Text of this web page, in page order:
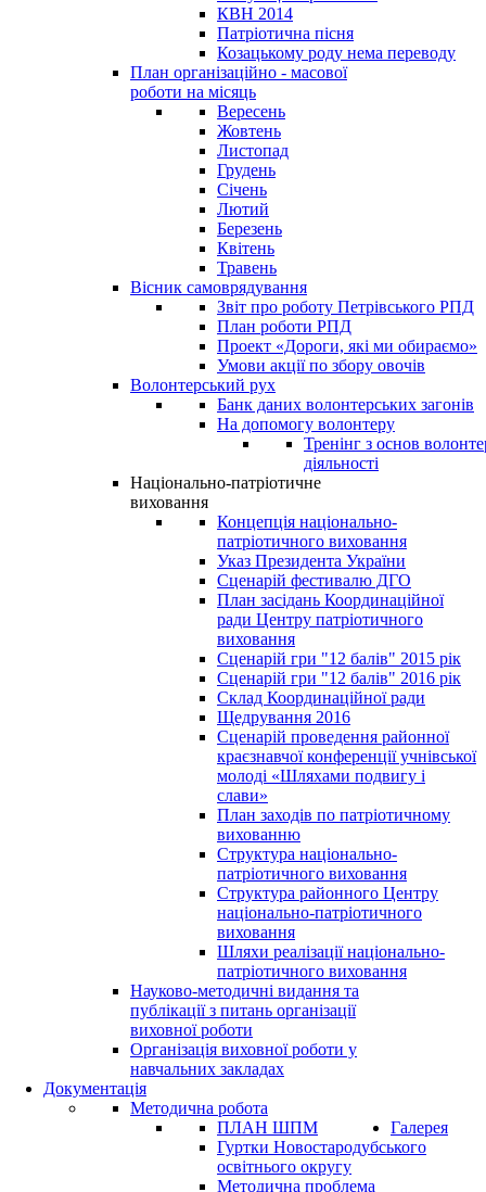
КВН 2014
Патріотична пісня
Козацькому роду нема переводу
План організаційно - масової
роботи на місяць
Вересень
Жовтень
Листопад
Грудень
Січень
Лютий
Березень
Квітень
Травень
Вісник самоврядування
Звіт про роботу Петрівського РПД
План роботи РПД
Проект «Дороги, які ми обираємо»
Умови акції по збору овочів
Волонтерський рух
Банк даних волонтерських загонів
На допомогу волонтеру
Тренінг з основ
діяльності
Національно-патріотичне
виховання
Концепція національно-
патріотичного виховання
Указ Президента України
Сценарій фестивалю ДГО
План засідань Координаційної
ради Центру патріотичного
виховання
Сценарій гри "12 балів" 2015 рік
Сценарій гри "12 балів" 2016 рік
Склад Координаційної ради
Щедрування 2016
Сценарій проведення районної
краєзнавчої конференції учнівської
молоді «Шляхами подвигу і
слави»
План заходів по патріотичному
вихованню
Структура національно-
патріотичного виховання
Структура районного Центру
національно-патріотичного
виховання
Шляхи реалізації національно-
патріотичного виховання
Науково-методичні видання та
публікації з питань організації
виховної роботи
Організація виховної роботи у
навчальних закладах
Документація
Методична робота
ПЛАН ШПМ
Гуртки Новостародубського
освітнього округу
Методична проблема
Галерея